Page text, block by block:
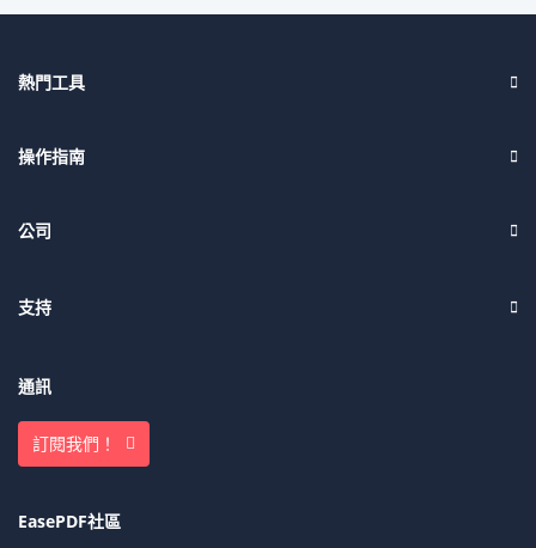
熱門工具
操作指南
公司
支持
通訊
訂閱我們！
EasePDF社區